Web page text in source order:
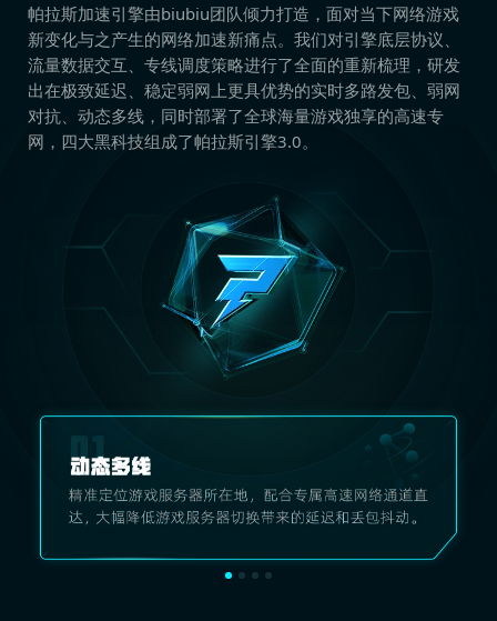
帕拉斯加速引擎由biubiu团队倾力打造，面对当下网络游戏
新变化与之产生的网络加速新痛点。我们对引擎底层协议、
流量数据交互、专线调度策略进行了全面的重新梳理，研发
出在极致延迟、稳定弱网上更具优势的实时多路发包、弱网
对抗、动态多线，同时部署了全球海量游戏独享的高速专
网，四大黑科技组成了帕拉斯引擎3.0。